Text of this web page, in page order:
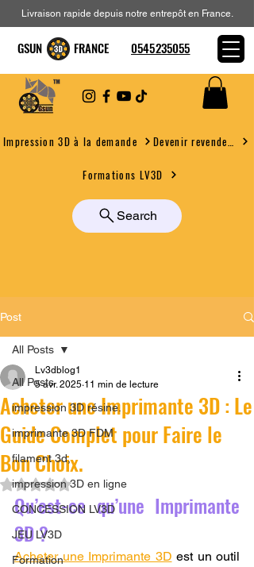
Impression 3D à la demande
Formations LV3D
Search
Livraison rapide depuis notre entrepôt en France.
GSUN FRANCE 0545235055
Post
All Posts
impression 3D résine.
imprimante 3D FDM
filament 3d,
impression 3D en ligne
CONCESSION LV3D
JEU LV3D
Formation
All Posts
Acheter une Imprimante 3D : Le
Guide Complet pour Faire le
Bon Choix.
Lv3dblog1
5 avr. 2025 11 min de lecture
Noté NaN étoiles sur 5.
Qu’est-ce qu’une Imprimante
3D ?
Acheter une Imprimante 3D est un outil